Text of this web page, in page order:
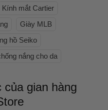
Kính mắt Cartier
Giày MLB
hồ Seiko
nắng cho da
của gian hàng